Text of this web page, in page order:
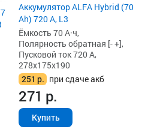
Аккумулятор ALFA Hybrid (70
Ah) 720 А, L3
Ёмкость 70 А·ч,
Полярность обратная [- +],
Пусковой ток 720 А,
278x175x190
251 р. при сдаче акб
271 р.
Купить